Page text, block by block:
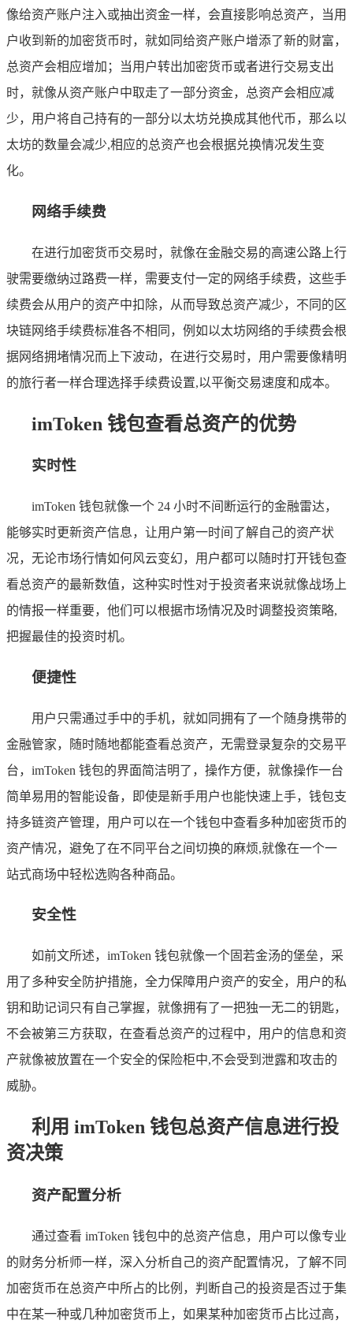
像给资产账户注入或抽出资金一样，会直接影响总资产，当用
户收到新的加密货币时，就如同给资产账户增添了新的财富，
总资产会相应增加；当用户转出加密货币或者进行交易支出
时，就像从资产账户中取走了一部分资金，总资产会相应减
少，用户将自己持有的一部分以太坊兑换成其他代币，那么以
太坊的数量会减少,相应的总资产也会根据兑换情况发生变
化。
网络手续费
在进行加密货币交易时，就像在金融交易的高速公路上行
驶需要缴纳过路费一样，需要支付一定的网络手续费，这些手
续费会从用户的资产中扣除，从而导致总资产减少，不同的区
块链网络手续费标准各不相同，例如以太坊网络的手续费会根
据网络拥堵情况而上下波动，在进行交易时，用户需要像精明
的旅行者一样合理选择手续费设置,以平衡交易速度和成本。
imToken 钱包查看总资产的优势
实时性
imToken 钱包就像一个 24 小时不间断运行的金融雷达，
能够实时更新资产信息，让用户第一时间了解自己的资产状
况，无论市场行情如何风云变幻，用户都可以随时打开钱包查
看总资产的最新数值，这种实时性对于投资者来说就像战场上
的情报一样重要，他们可以根据市场情况及时调整投资策略,
把握最佳的投资时机。
便捷性
用户只需通过手中的手机，就如同拥有了一个随身携带的
金融管家，随时随地都能查看总资产，无需登录复杂的交易平
台，imToken 钱包的界面简洁明了，操作方便，就像操作一台
简单易用的智能设备，即使是新手用户也能快速上手，钱包支
持多链资产管理，用户可以在一个钱包中查看多种加密货币的
资产情况，避免了在不同平台之间切换的麻烦,就像在一个一
站式商场中轻松选购各种商品。
安全性
如前文所述，imToken 钱包就像一个固若金汤的堡垒，采
用了多种安全防护措施，全力保障用户资产的安全，用户的私
钥和助记词只有自己掌握，就像拥有了一把独一无二的钥匙，
不会被第三方获取，在查看总资产的过程中，用户的信息和资
产就像被放置在一个安全的保险柜中,不会受到泄露和攻击的
威胁。
利用 imToken 钱包总资产信息进行投
资决策
资产配置分析
通过查看 imToken 钱包中的总资产信息，用户可以像专业
的财务分析师一样，深入分析自己的资产配置情况，了解不同
加密货币在总资产中所占的比例，判断自己的投资是否过于集
中在某一种或几种加密货币上，如果某种加密货币占比过高，